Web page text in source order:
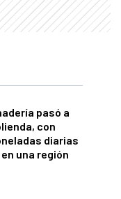
pasó a
con
diarias
una región